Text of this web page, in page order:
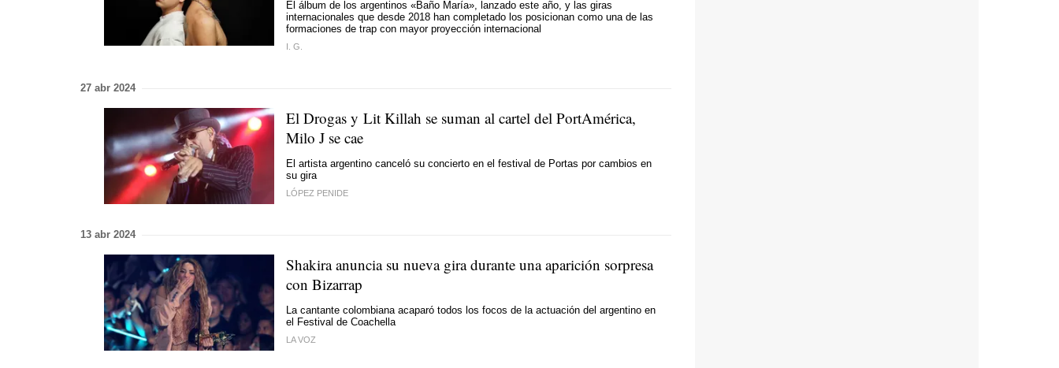
El álbum de los argentinos «Baño María», lanzado este año, y las giras
internacionales que desde 2018 han completado los posicionan como una de las
formaciones de trap con mayor proyección internacional
I. G.
27 abr 2024
El Drogas y Lit Killah se suman al cartel del PortAmérica,
Milo J se cae
El artista argentino canceló su concierto en el festival de Portas por cambios en
su gira
LÓPEZ PENIDE
13 abr 2024
Shakira anuncia su nueva gira durante una aparición sorpresa
con Bizarrap
La cantante colombiana acaparó todos los focos de la actuación del argentino en
el Festival de Coachella
LA VOZ